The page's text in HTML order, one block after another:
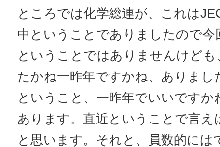
ところでは化学総連が、これは
中ということでありましたので今
ということではありませんけど
たかね一昨年ですかね、ありまし
ということ、一昨年でいいです
あります。直近ということで言え
と思います。それと、員数的には